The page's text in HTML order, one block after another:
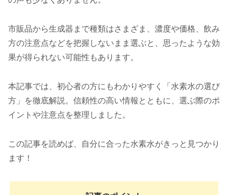
市販品から生成器まで種類はさまざま、濃度や価格、飲み
方の注意点などを把握しないまま選ぶと、思ったような効
果が得られない可能性もあります。
本記事では、初心者の方にもわかりやすく「水素水の選び
方」を徹底解説。信頼性の高い情報とともに、選ぶ際のポ
イントや注意点を整理しました。
この記事を読めば、自分に合った水素水がきっと見つかり
ます！